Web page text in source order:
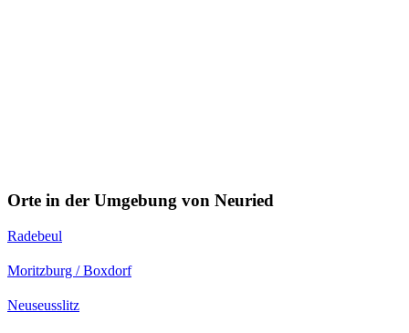
Orte in der Umgebung von Neuried
Radebeul
Moritzburg / Boxdorf
Neuseusslitz